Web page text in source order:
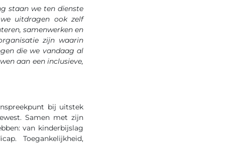
staan we ten dienste
uitdragen ook zelf
samenwerken en
zijn waarin
die we vandaag al
aan een inclusieve,
bij uitstek
Samen met zijn
van kinderbijslag
Toegankelijkheid,